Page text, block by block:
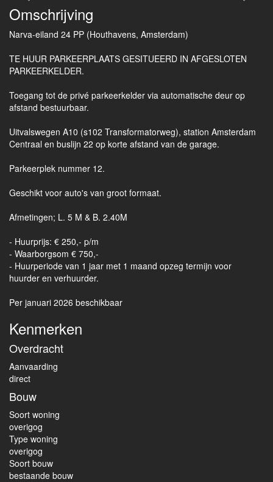
Omschrijving
Narva-eiland 24 PP (Houthavens, Amsterdam)
TE HUUR PARKEERPLAATS GESITUEERD IN AFGESLOTEN
PARKEERKELDER.
Toegang tot de privé parkeerkelder via automatische deur op
afstand bestuurbaar.
Uitvalswegen A10 (s102 Transformatorweg), station Amsterdam
Centraal en buslijn 22 op korte afstand van de garage.
Parkeerplek nummer 12.
Geschikt voor auto's van groot formaat.
Afmetingen; L. 5 M & B. 2.40M
- Huurprijs: € 250,- p/m
- Waarborgsom € 750,-
- Huurperiode van 1 jaar met 1 maand opzeg termijn voor
huurder en verhuurder.
Per januari 2026 beschikbaar
Kenmerken
Overdracht
Aanvaarding
direct
Bouw
Soort woning
overigog
Type woning
overigog
Soort bouw
bestaande bouw